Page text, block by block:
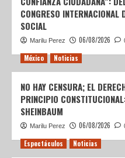
CONGRESO
SOCIAL
Marilu Perez 06/08/2026
México Noticias
NO HAY CENSURA; EL
PRINCIPIO
SHEINBAUM
Marilu Perez 06/08/2026
Espectáculos Noticias